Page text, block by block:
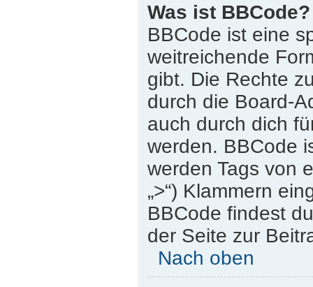
Was ist BBCode?
BBCode ist eine
weitreichende
gibt. Die Rechte
durch die Board-
auch durch dich
werden. BBCode
werden Tags von
„>“) Klammern
BBCode findest
der Seite zur
Nach oben